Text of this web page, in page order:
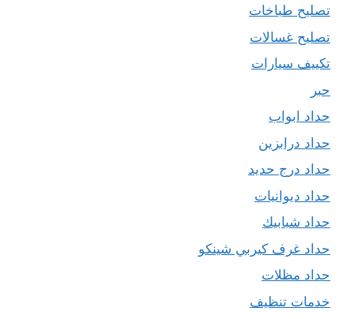
تصليح طباخات
تصليح غسالات
تكييف سيارات
حبر
حداد ابواب
حداد درابزين
حداد درج حديد
حداد ديوانيات
حداد شبابيك
حداد غرف كيربي شينكو
حداد مظلات
خدمات تنظيف